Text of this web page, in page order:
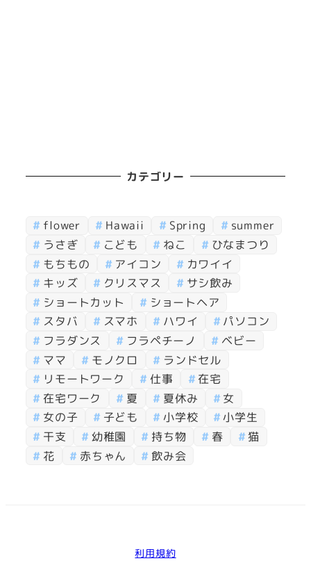
カテゴリー
flower Hawaii Spring
summer
うさぎ
こども ねこ
ひなまつり
もちもの
アイコン
カワイイ
キッズ
クリスマス
サシ飲み
ショートカット
ショートヘア
スタバ
スマホ ハワイ
パソコン
フラダンス
フラペチーノ
ベビー
ママ
モノクロ
ランドセル
リモートワーク
仕事
在宅
在宅ワーク
夏 夏休み
女
女の子
子ども 小学校
小学生
干支
幼稚園 持ち物 春
猫
花
赤ちゃん 飲み会
利用規約